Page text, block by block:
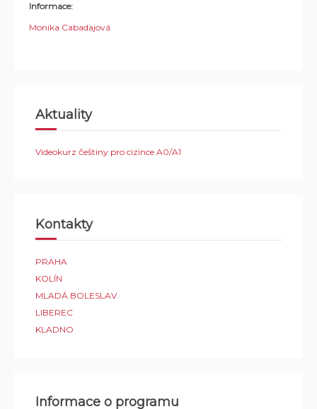
Informace:
Monika Cabadajová
Aktuality
Videokurz češtiny pro cizince A0/A1
Kontakty
PRAHA
KOLÍN
MLADÁ BOLESLAV
LIBEREC
KLADNO
Informace o programu